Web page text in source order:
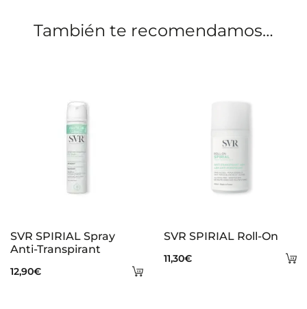
También te recomendamos…
Añadir
SVR SPIRIAL Spray
Anti-Transpirant
12,90€
SVR SPIRIAL Roll-On
11,30€